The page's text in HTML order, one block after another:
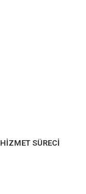
HIZMET SÜRECI